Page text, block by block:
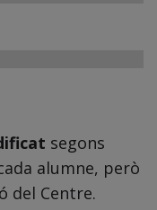
segons
alumne, però
del Centre.